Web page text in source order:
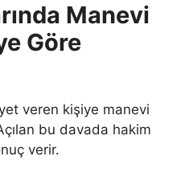
Manevi
Göre
veren kişiye manevi
bu davada hakim
verir.